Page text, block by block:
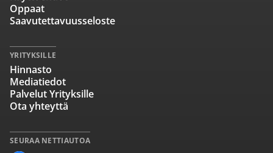
SEURAA NETTIAUTOA
Oppaat
Saavutettavuusseloste
YRITYKSILLE
Hinnasto
Mediatiedot
Palvelut Yrityksille
Ota yhteyttä